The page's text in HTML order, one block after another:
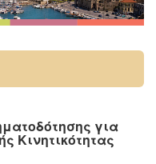
για
Κινητικότητας